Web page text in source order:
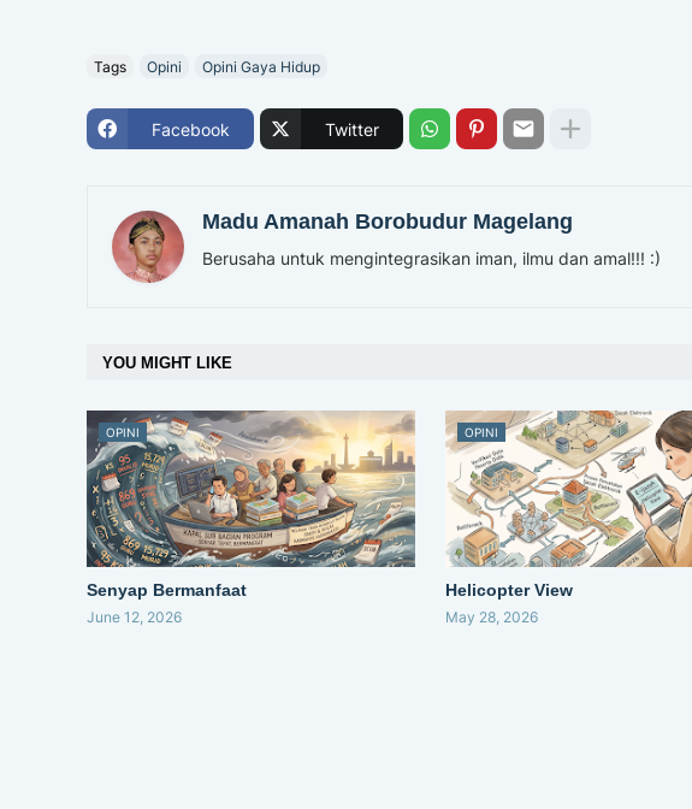
Tags Opini Opini Gaya Hidup
Facebook Twitter
Madu Amanah Borobudur Magelang
Berusaha untuk mengintegrasikan iman, ilmu dan amal!!! :)
YOU MIGHT LIKE
OPINI
Senyap Bermanfaat
June 12, 2026
OPINI
Helicopter View
May 28, 2026